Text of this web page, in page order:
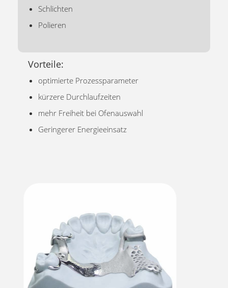
Schlichten
Polieren
Vorteile:
optimierte Prozessparameter
kürzere Durchlaufzeiten
mehr Freiheit bei Ofenauswahl
Geringerer Energieeinsatz